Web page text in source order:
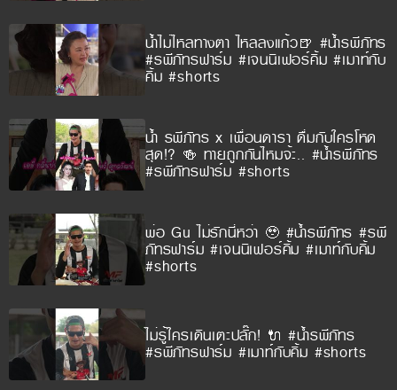
น้ำไม่ไหลทางตา ไหลลงแก้ว🍺 #น้ำรพีภัทร
#รพีภัทรฟาร์ม #เจนนิเฟอร์คิ้ม #เมาท์กับ
คิ้ม #shorts
น้ำ รพีภัทร x เพื่อนดารา ดื่มกับใครโหด
สุด!? 🍻 ทายถูกกันไหมจ้ะ.. #น้ำรพีภัทร
#รพีภัทรฟาร์ม #shorts
พ่อ Gu ไม่รักนี่หว่า 🥹 #น้ำรพีภัทร #รพี
ภัทรฟาร์ม #เจนนิเฟอร์คิ้ม #เมาท์กับคิ้ม
#shorts
ไม่รู้ใครเดินเตะปลั๊ก! 🔌 #น้ำรพีภัทร
#รพีภัทรฟาร์ม #เมาท์กับคิ้ม #shorts